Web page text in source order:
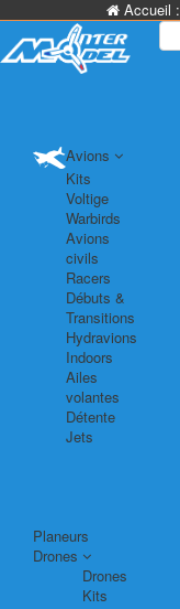
Accueil :
Avions
Kits
Voltige
Warbirds
Avions
civils
Racers
Débuts &
Transitions
Hydravions
Indoors
Ailes
volantes
Détente
Jets
Planeurs
Drones
Drones
Kits